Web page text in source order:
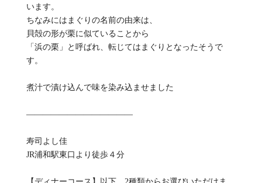
います。
ちなみにはまぐりの名前の由来は、
貝殻の形が栗に似ていることから
「浜の栗」と呼ばれ、転じてはまぐりとなったそうで
す。
煮汁で漬け込んで味を染み込ませました
—————————————
寿司よし佳
JR浦和駅東口より徒歩４分